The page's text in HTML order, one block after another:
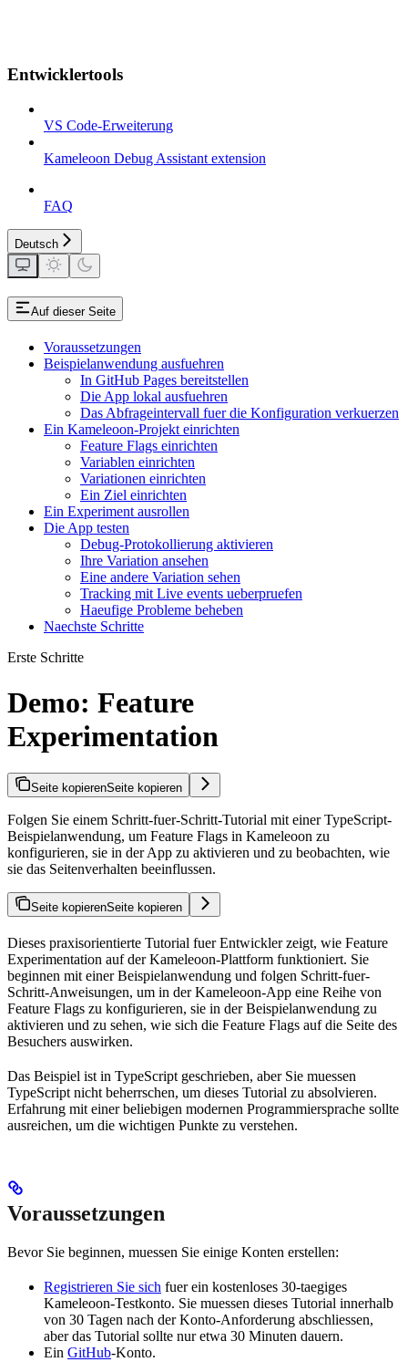
Entwicklertools
VS Code-Erweiterung
Kameleoon Debug Assistant extension
FAQ
Deutsch
Auf dieser Seite
Voraussetzungen
Beispielanwendung ausfuehren
In GitHub Pages bereitstellen
Die App lokal ausfuehren
Das Abfrageintervall fuer die Konfiguration verkuerzen
Ein Kameleoon-Projekt einrichten
Feature Flags einrichten
Variablen einrichten
Variationen einrichten
Ein Ziel einrichten
Ein Experiment ausrollen
Die App testen
Debug-Protokollierung aktivieren
Ihre Variation ansehen
Eine andere Variation sehen
Tracking mit Live events ueberpruefen
Haeufige Probleme beheben
Naechste Schritte
Erste Schritte
Demo: Feature
Experimentation
Seite kopierenSeite kopieren
Folgen Sie einem Schritt-fuer-Schritt-Tutorial mit einer TypeScript-
Beispielanwendung, um Feature Flags in Kameleoon zu
konfigurieren, sie in der App zu aktivieren und zu beobachten, wie
sie das Seitenverhalten beeinflussen.
Seite kopierenSeite kopieren
Dieses praxisorientierte Tutorial fuer Entwickler zeigt, wie Feature
Experimentation auf der Kameleoon-Plattform funktioniert. Sie
beginnen mit einer Beispielanwendung und folgen Schritt-fuer-
Schritt-Anweisungen, um in der Kameleoon-App eine Reihe von
Feature Flags zu konfigurieren, sie in der Beispielanwendung zu
aktivieren und zu sehen, wie sich die Feature Flags auf die Seite des
Besuchers auswirken.
Das Beispiel ist in TypeScript geschrieben, aber Sie muessen
TypeScript nicht beherrschen, um dieses Tutorial zu absolvieren.
Erfahrung mit einer beliebigen modernen Programmiersprache sollte
ausreichen, um die wichtigen Punkte zu verstehen.
Voraussetzungen
Bevor Sie beginnen, muessen Sie einige Konten erstellen:
Registrieren Sie sich fuer ein kostenloses 30-taegiges
Kameleoon-Testkonto. Sie muessen dieses Tutorial innerhalb
von 30 Tagen nach der Konto-Anforderung abschliessen,
aber das Tutorial sollte nur etwa 30 Minuten dauern.
Ein GitHub-Konto.